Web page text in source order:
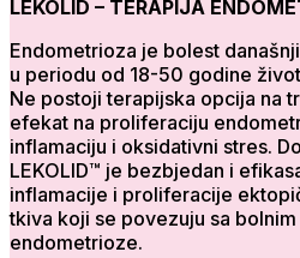
LEKOLID – TERAPIJA
Endometrioza je bolest
u periodu od 18-50 godine
Ne postoji terapijska opcija na
efekat na proliferaciju
inflamaciju i oksidativni stres.
LEKOLID™ je bezbjedan i
inflamacije i proliferacije
tkiva koji se povezuju sa
endometrioze.